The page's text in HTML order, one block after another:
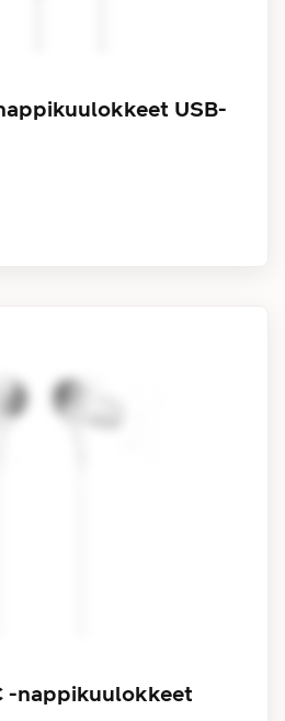
USB-
-nappikuulokkeet